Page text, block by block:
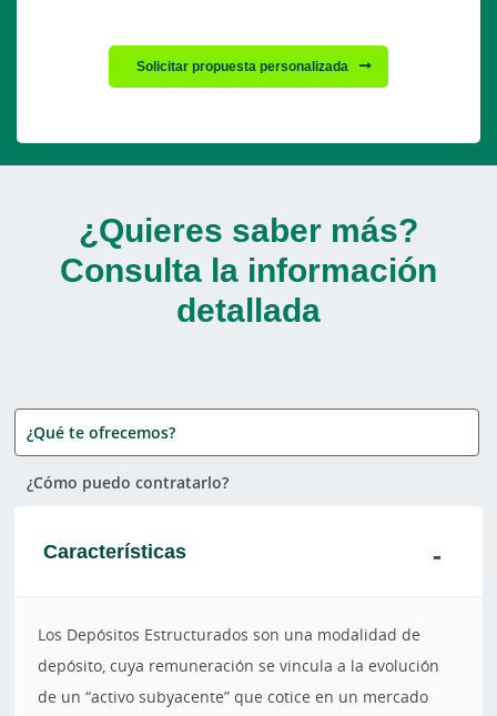
Solicitar propuesta personalizada
¿Quieres saber más?
Consulta la información
detallada
¿Qué te ofrecemos?
¿Cómo puedo contratarlo?
Características
Los Depósitos Estructurados son una modalidad de
depósito, cuya remuneración se vincula a la evolución
de un “activo subyacente” que cotice en un mercado